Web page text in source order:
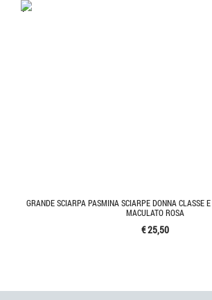
'.'
GRANDE SCIARPA PASMINA SCIARPE DONNA CLASSE
MACULATO ROSA
€ 25,50